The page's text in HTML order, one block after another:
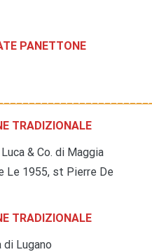
PANETTONE
TRADIZIONALE
& Co. di Maggia
Le 1955, st Pierre De
TRADIZIONALE
Lugano